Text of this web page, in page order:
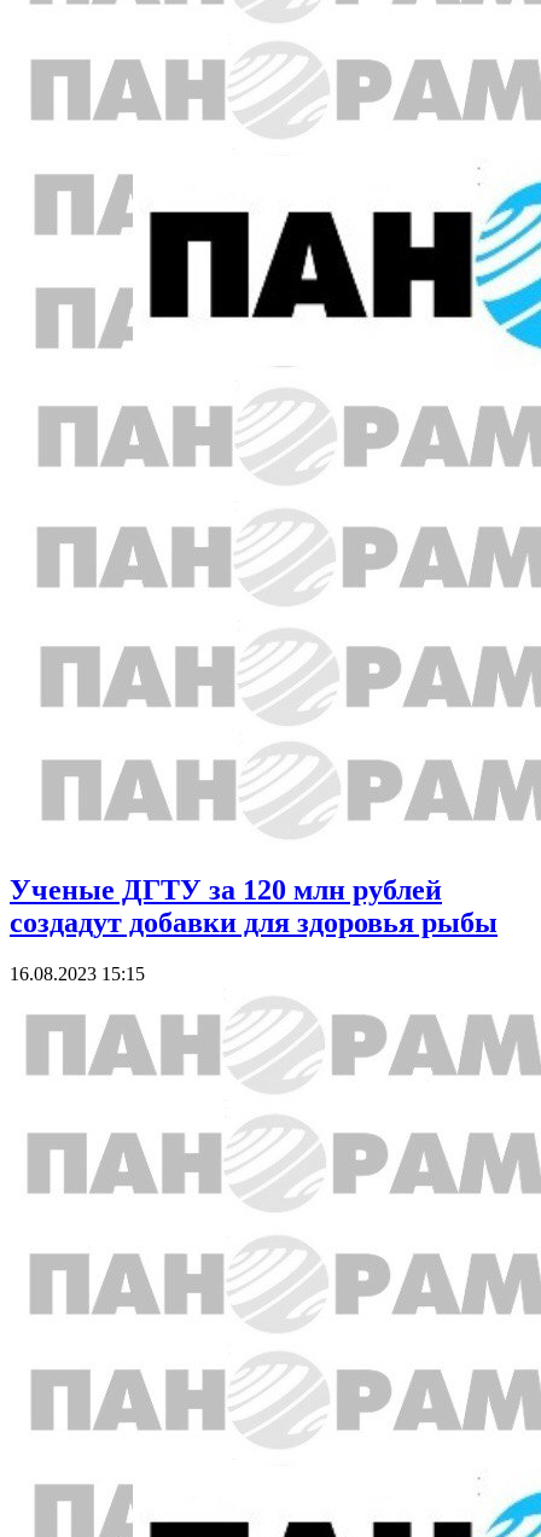
Ученые ДГТУ за 120 млн рублей
создадут добавки для здоровья рыбы
16.08.2023 15:15